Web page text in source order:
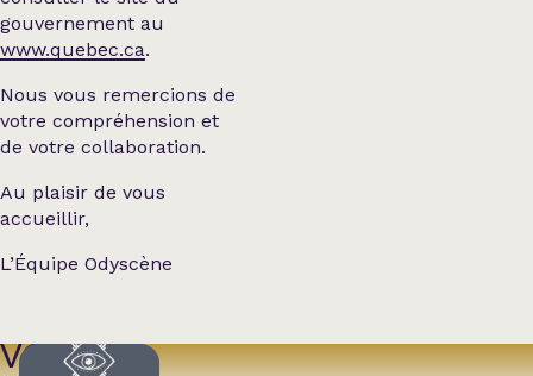
gouvernement au
www.quebec.ca.
Nous vous remercions de
votre compréhension et
de votre collaboration.
Au plaisir de vous
accueillir,
L’Équipe Odyscène
VOIR